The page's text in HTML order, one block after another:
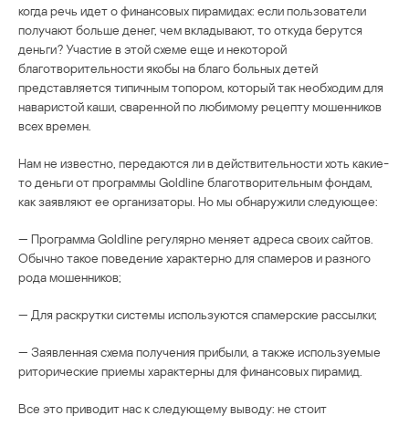
когда речь идет о финансовых пирамидах: если пользователи
получают больше денег, чем вкладывают, то откуда берутся
деньги? Участие в этой схеме еще и некоторой
благотворительности якобы на благо больных детей
представляется типичным топором, который так необходим для
наваристой каши, сваренной по любимому рецепту мошенников
всех времен.
Нам не известно, передаются ли в действительности хоть какие-
то деньги от программы Goldline благотворительным фондам,
как заявляют ее организаторы. Но мы обнаружили следующее:
— Программа Goldline регулярно меняет адреса своих сайтов.
Обычно такое поведение характерно для спамеров и разного
рода мошенников;
— Для раскрутки системы используются спамерские рассылки;
— Заявленная схема получения прибыли, а также используемые
риторические приемы характерны для финансовых пирамид.
Все это приводит нас к следующему выводу: не стоит